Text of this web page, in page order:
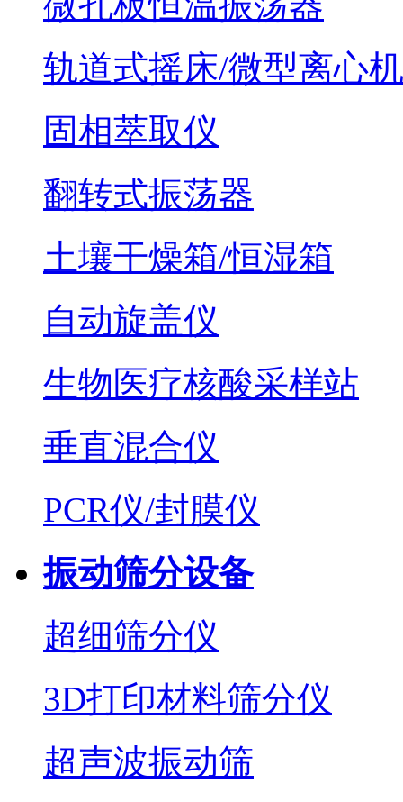
轨道式摇床/微型离心机
固相萃取仪
翻转式振荡器
土壤干燥箱/恒湿箱
自动旋盖仪
生物医疗核酸采样站
垂直混合仪
PCR仪/封膜仪
振动筛分设备
超细筛分仪
3D打印材料筛分仪
超声波振动筛